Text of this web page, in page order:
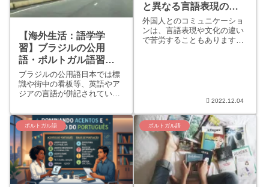
【海外生活：語学学
習】ブラジルの公用
語・ポルトガル語習得
への道
ブラジルの公用語日本では標
識や街中の看板等、英語やア
ジアの言語が併記されている
では基本的に公用語であるポ
ルトガル語のみで、多言語表
記は稀な気がします。数年
前、初めてブラジルへ来たと
きは何一つポルトガル語の勉
強をして...
と異なる言語表現の違
い
外国人とのコミュニケーショ
ンは、言語表現や文化の違い
で苦労することもあります。
2022.12.04
ポルトガル語 ポルトガル語